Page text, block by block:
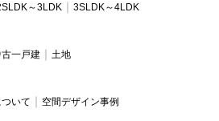
～3LDK 3SLDK～4LDK
一戸建 土地
いて 空間デザイン事例